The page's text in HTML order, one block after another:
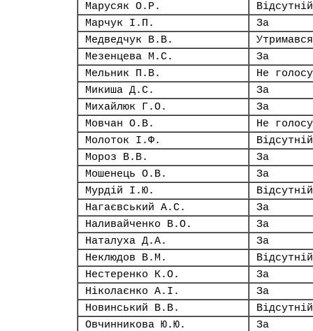
Марусяк О.Р.
Відсутній
Марчук І.П.
За
Медведчук В.В.
Утримався
Мезенцева М.С.
За
Мельник П.В.
Не
Микиша Д.С.
За
Михайлюк Г.О.
За
Мовчан О.В.
Не
Молоток І.Ф.
Відсутній
Мороз В.В.
За
Мошенець О.В.
За
Мурдій І.Ю.
Відсутній
Нагаєвський А.С.
За
Наливайченко В.О.
За
Наталуха Д.А.
За
Неклюдов В.М.
Відсутній
Нестеренко К.О.
За
Ніколаєнко А.І.
За
Новинський В.В.
Відсутній
Овчинникова Ю.Ю.
За